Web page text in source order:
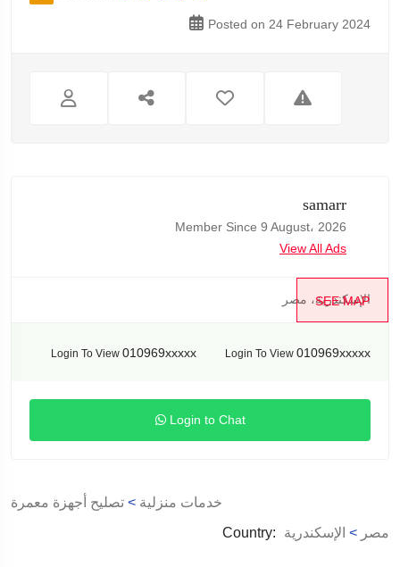
Posted on 24 February 2024
samarr
Member Since 9 August، 2026
View All Ads
SEE MAP
الإسكندرية، مصر
Login To View 010969xxxxx Login To View 010969xxxxx
Login to Chat
خدمات منزلية > تصليح أجهزة معمرة
Country:
مصر > الإسكندرية